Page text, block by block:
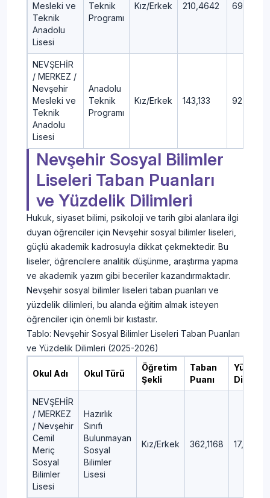
Mesleki ve
Teknik
Anadolu
Lisesi
Teknik
Programı
Kız/Erkek 210,4642 69,18
NEVŞEHİR
/ MERKEZ /
Nevşehir
Mesleki ve
Teknik
Anadolu
Lisesi
Anadolu
Teknik
Programı
Kız/Erkek 143,133 92,21
Nevşehir Sosyal Bilimler
Liseleri Taban Puanları
ve Yüzdelik Dilimleri
Hukuk, siyaset bilimi, psikoloji ve tarih gibi alanlara ilgi
duyan öğrenciler için Nevşehir sosyal bilimler liseleri,
güçlü akademik kadrosuyla dikkat çekmektedir. Bu
liseler, öğrencilere analitik düşünme, araştırma yapma
ve akademik yazım gibi beceriler kazandırmaktadır.
Nevşehir sosyal bilimler liseleri taban puanları ve
yüzdelik dilimleri, bu alanda eğitim almak isteyen
öğrenciler için önemli bir kıstastır.
Tablo: Nevşehir Sosyal Bilimler Liseleri Taban Puanları
ve Yüzdelik Dilimleri (2025-2026)
Okul Adı Okul Türü
Öğretim
Şekli
Taban
Puanı
Yüzdelik
Dilim
NEVŞEHİR
/ MERKEZ
/ Nevşehir
Cemil
Meriç
Sosyal
Bilimler
Lisesi
Hazırlık
Sınıfı
Bulunmayan
Sosyal
Bilimler
Lisesi
Kız/Erkek 362,1168 17,5